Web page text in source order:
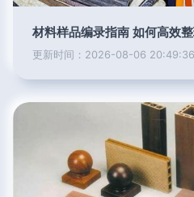
材料样品编录指南 如何高效
更新时间：2026-08-06 20:49:36